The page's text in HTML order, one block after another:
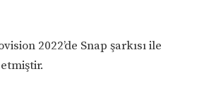
2022’de Snap şarkısı ile